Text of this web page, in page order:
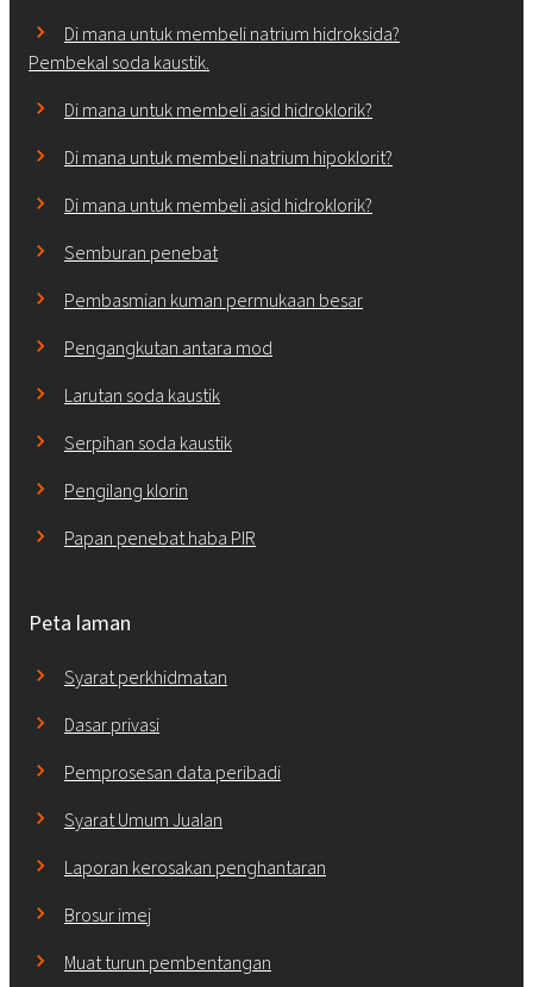
Di mana untuk membeli natrium hidroksida?
Pembekal soda kaustik.
Di mana untuk membeli asid hidroklorik?
Di mana untuk membeli natrium hipoklorit?
Di mana untuk membeli asid hidroklorik?
Semburan penebat
Pembasmian kuman permukaan besar
Pengangkutan antara mod
Larutan soda kaustik
Serpihan soda kaustik
Pengilang klorin
Papan penebat haba PIR
Peta laman
Syarat perkhidmatan
Dasar privasi
Pemprosesan data peribadi
Syarat Umum Jualan
Laporan kerosakan penghantaran
Brosur imej
Muat turun pembentangan